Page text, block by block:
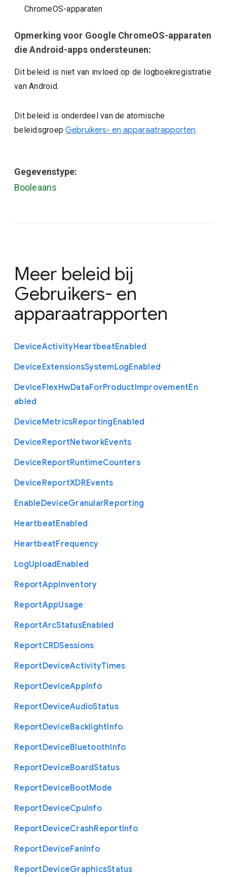
ChromeOS-apparaten
Opmerking voor Google ChromeOS-apparaten
die Android-apps ondersteunen:
Dit beleid is niet van invloed op de logboekregistratie
van Android.
Dit beleid is onderdeel van de atomische
beleidsgroepGebruikers- en apparaatrapporten.
Gegevenstype:
Booleaans
Meer beleid bij
Gebruikers- en
apparaatrapporten
DeviceActivityHeartbeatEnabled
DeviceExtensionsSystemLogEnabled
DeviceFlexHwDataForProductImprovementEn
abled
DeviceMetricsReportingEnabled
DeviceReportNetworkEvents
DeviceReportRuntimeCounters
DeviceReportXDREvents
EnableDeviceGranularReporting
HeartbeatEnabled
HeartbeatFrequency
LogUploadEnabled
ReportAppInventory
ReportAppUsage
ReportArcStatusEnabled
ReportCRDSessions
ReportDeviceActivityTimes
ReportDeviceAppInfo
ReportDeviceAudioStatus
ReportDeviceBacklightInfo
ReportDeviceBluetoothInfo
ReportDeviceBoardStatus
ReportDeviceBootMode
ReportDeviceCpuInfo
ReportDeviceCrashReportInfo
ReportDeviceFanInfo
ReportDeviceGraphicsStatus